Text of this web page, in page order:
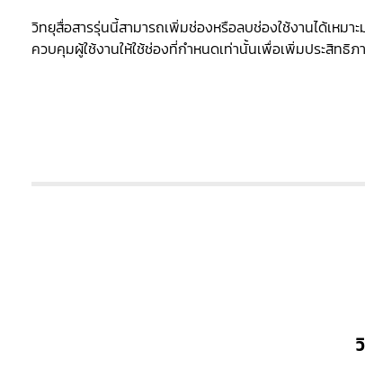
วิทยุสื่อสารรุ่นนี้สามารถเพิ่มช่องหรือลบช่องใช้งานได้เหมา
ควบคุมผู้ใช้งานให้ใช้ช่องที่กำหนดเท่านั้นเพื่อเพิ่มประสิทธิภ